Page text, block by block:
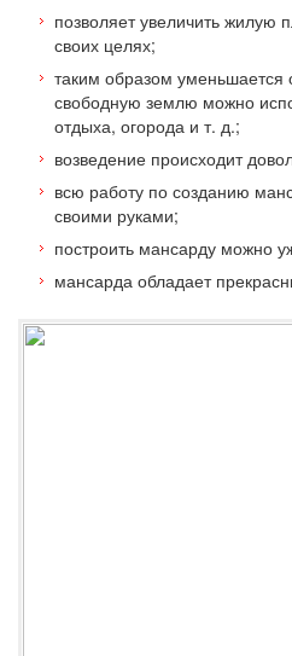
позволяет увеличить жилую
своих целях;
таким образом
свободную землю можно
отдыха, огорода и т. д.;
возведение происходит
всю работу по созданию
своими руками;
построить мансарду можно
мансарда обладает